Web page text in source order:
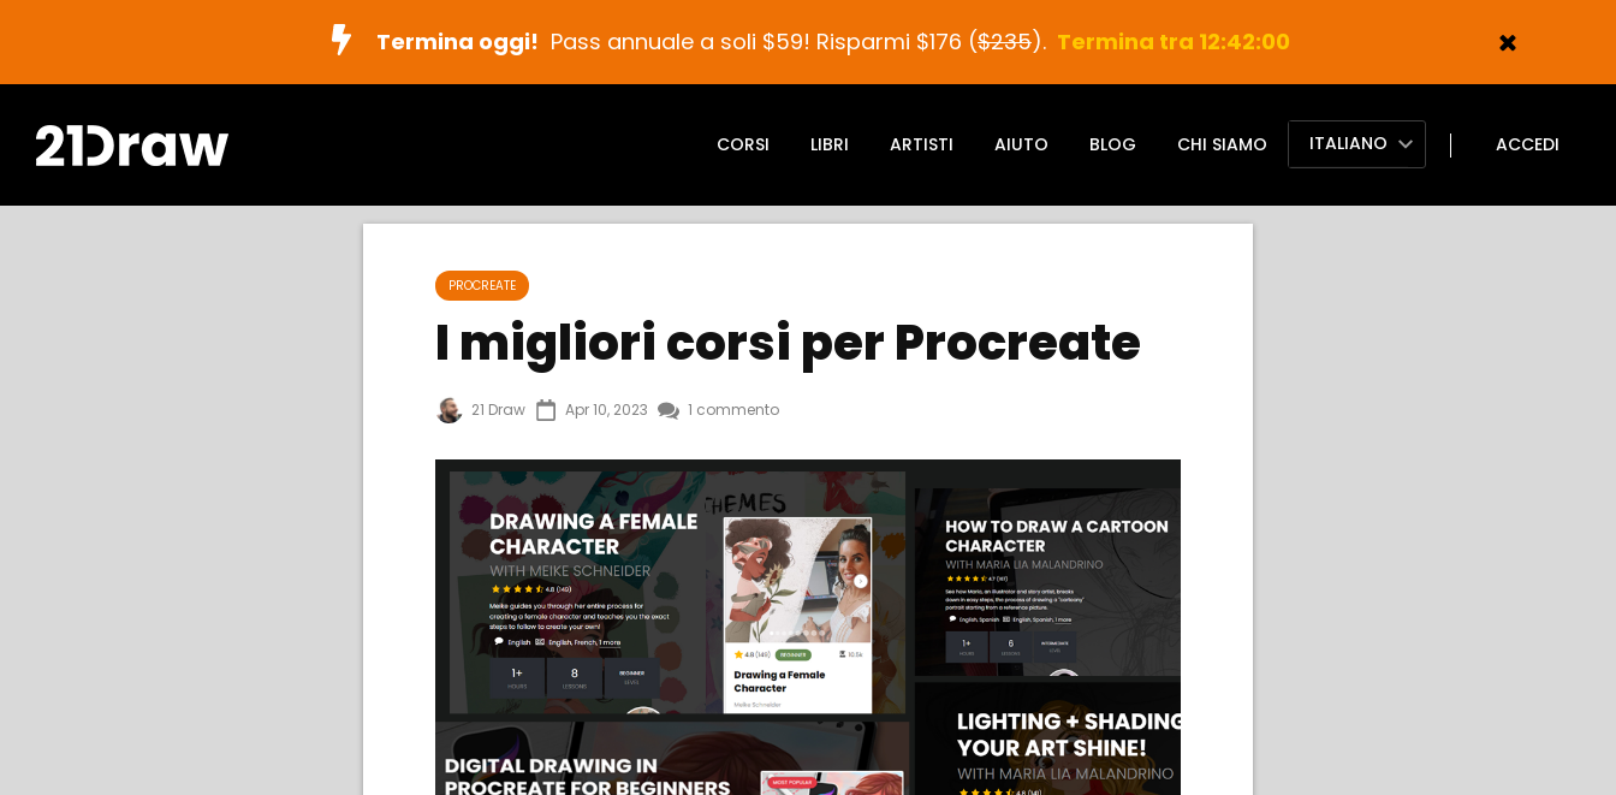
Termina oggi! Pass annuale a soli $59! Risparmi $176 ($235). Termina tra 12:41:59
CORSI LIBRI ARTISTI AIUTO BLOG CHI SIAMO ITALIANO ACCEDI
PROCREATE
I migliori corsi per Procreate
21 Draw Apr 10, 2023 1 commento